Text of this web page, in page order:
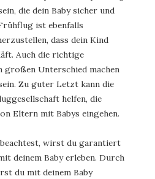
die dein Baby sicher und
ist ebenfalls
dass dein Kind
Auch die richtige
großen Unterschied machen
Zu guter Letzt kann die
helfen, die
Eltern mit Babys eingehen.
wirst du garantiert
deinem Baby erleben. Durch
du mit deinem Baby